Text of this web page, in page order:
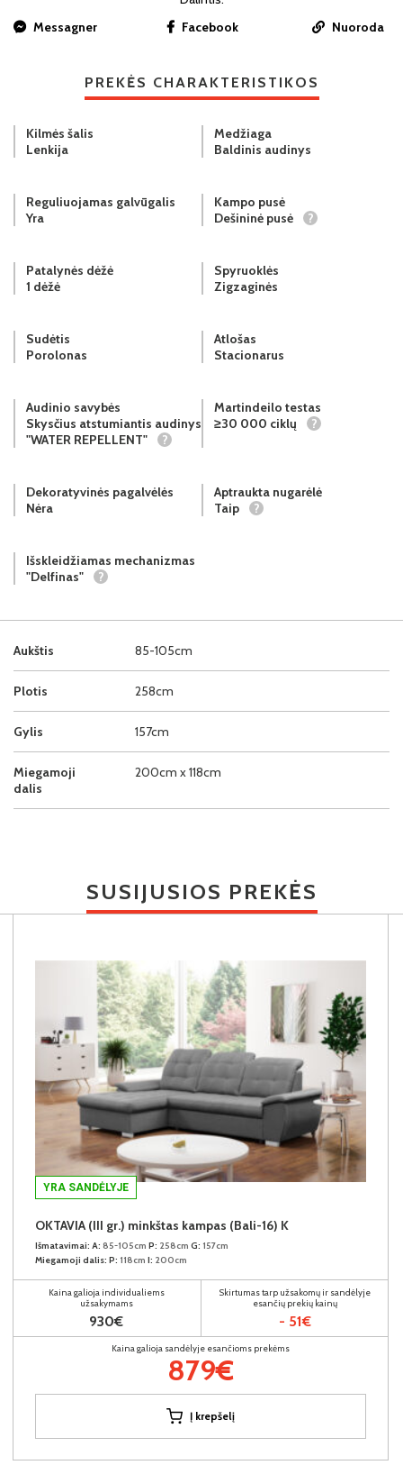
Messagner
Facebook Nuoroda
PREKĖS CHARAKTERISTIKOS
Aukštis 85-105cm
Plotis 258cm
Gylis 157cm
Miegamoji
dalis
200cm x 118cm
Kilmės šalis
Lenkija
Medžiaga
Baldinis audinys
Reguliuojamas galvūgalis
Yra
Kampo pusė
Dešininė pusė
?
Patalynės dėžė
1 dėžė
Spyruoklės
Zigzaginės
Sudėtis
Porolonas
Atlošas
Stacionarus
Audinio savybės
Skysčius atstumiantis audinys
"WATER REPELLENT"
?
Martindeilo testas
≥30 000 ciklų
?
Dekoratyvinės pagalvėlės
Nėra
Aptraukta nugarėlė
Taip
?
Išskleidžiamas mechanizmas
"Delfinas"
?
SUSIJUSIOS PREKĖS
YRA SANDĖLYJE
OKTAVIA (III gr.) minkštas kampas (Bali-16) K
Išmatavimai: A: 85-105cm P: 258cm G: 157cm
Miegamoji dalis: P: 118cm I: 200cm
Kaina galioja individualiems
užsakymams
930€
Skirtumas tarp užsakomų ir sandėlyje
esančių prekių kainų
- 51€
Kaina galioja sandėlyje esančioms prekėms
879€
Į krepšelį